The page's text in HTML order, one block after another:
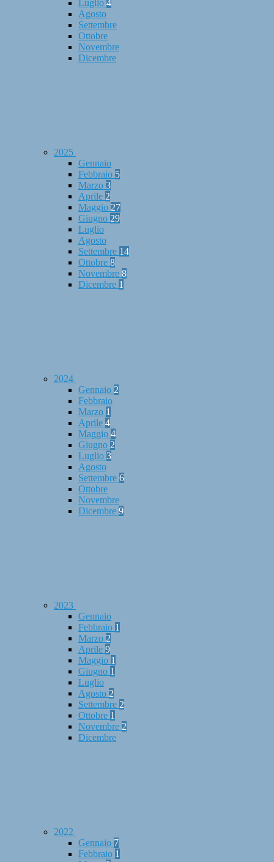
Luglio 4
Agosto
Settembre
Ottobre
Novembre
Dicembre
2025
Gennaio
Febbraio 5
Marzo 3
Aprile 2
Maggio 27
Giugno 29
Luglio
Agosto
Settembre 14
Ottobre 8
Novembre 8
Dicembre 1
2024
Gennaio 2
Febbraio
Marzo 1
Aprile 4
Maggio 4
Giugno 2
Luglio 3
Agosto
Settembre 6
Ottobre
Novembre
Dicembre 9
2023
Gennaio
Febbraio 1
Marzo 2
Aprile 9
Maggio 1
Giugno 1
Luglio
Agosto 2
Settembre 2
Ottobre 1
Novembre 2
Dicembre
2022
Gennaio 7
Febbraio 1